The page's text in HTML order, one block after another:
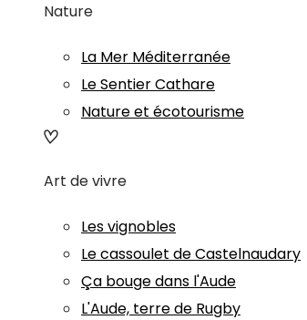
Nature
La Mer Méditerranée
Le Sentier Cathare
Nature et écotourisme
Art de vivre
Les vignobles
Le cassoulet de Castelnaudary
Ça bouge dans l'Aude
L'Aude, terre de Rugby